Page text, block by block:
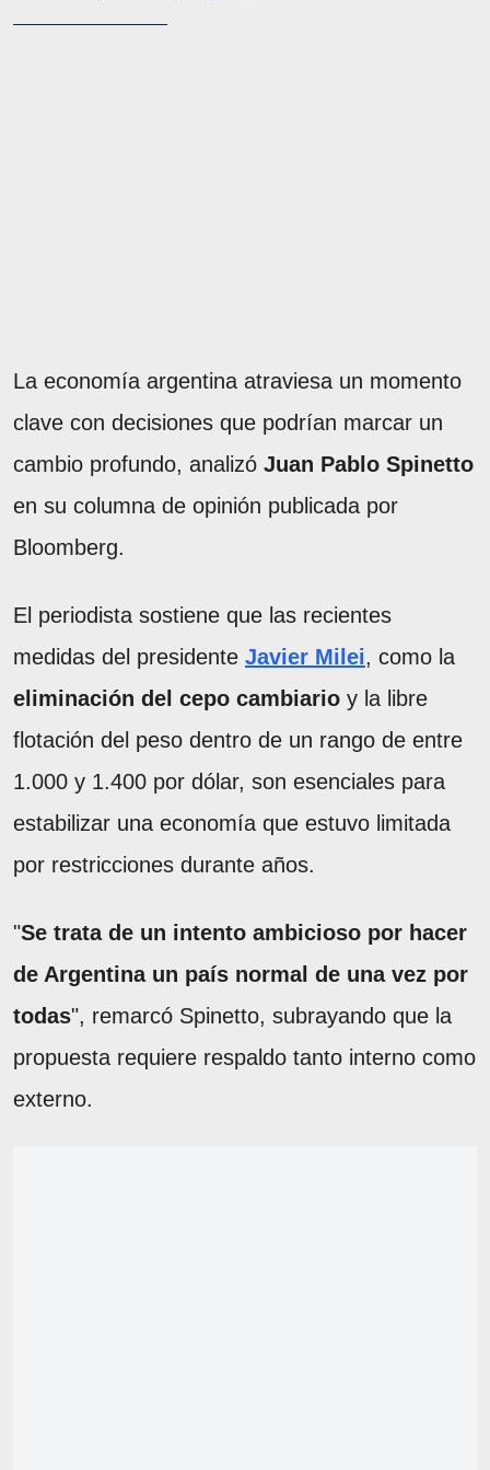
La economía argentina atraviesa un momento
clave con decisiones que podrían marcar un
cambio profundo, analizó Juan Pablo Spinetto
en su columna de opinión publicada por
Bloomberg.
El periodista sostiene que las recientes
medidas del presidente Javier Milei, como la
eliminación del cepo cambiario y la libre
flotación del peso dentro de un rango de entre
1.000 y 1.400 por dólar, son esenciales para
estabilizar una economía que estuvo limitada
por restricciones durante años.
"Se trata de un intento ambicioso por hacer
de Argentina un país normal de una vez por
todas", remarcó Spinetto, subrayando que la
propuesta requiere respaldo tanto interno como
externo.